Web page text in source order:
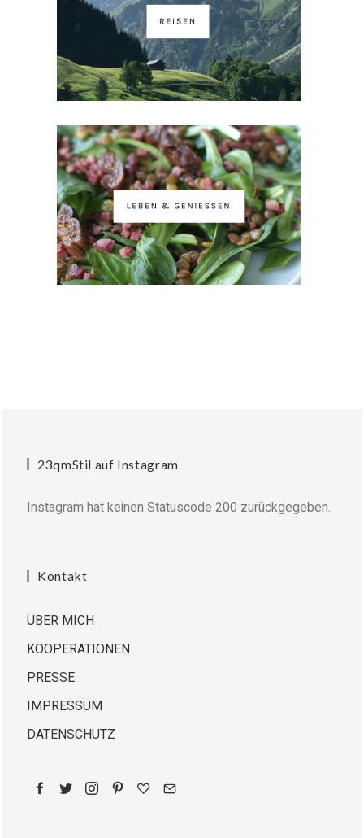
23qmStil auf Instagram
Instagram hat keinen Statuscode 200 zurückgegeben.
Kontakt
ÜBER MICH
KOOPERATIONEN
PRESSE
IMPRESSUM
DATENSCHUTZ